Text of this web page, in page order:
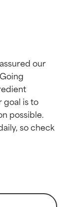
our
goal is to
possible.
so check